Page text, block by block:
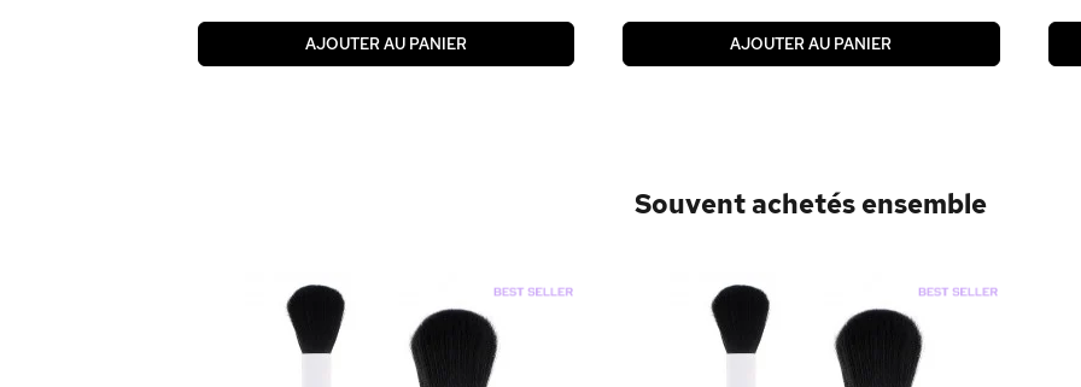
AJOUTER AU PANIER AJOUTER AU PANIER
Souvent achetés ensemble